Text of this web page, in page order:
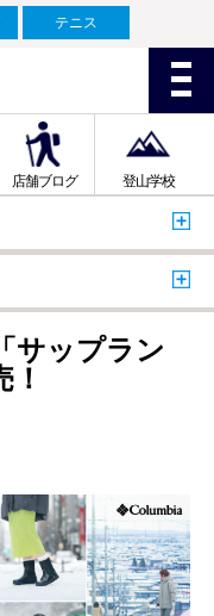
テニス
店舗ブログ 登山学校
サップラン